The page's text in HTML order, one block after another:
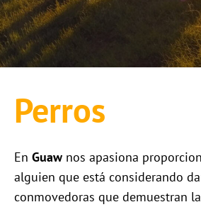
Perros
En Guaw nos apasiona
alguien que está considerando
conmovedoras que demuestran